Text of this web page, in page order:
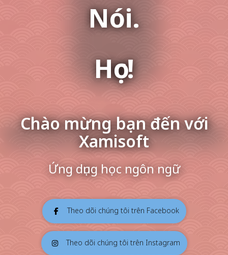
Nói.
Học!
Chào mừng bạn đến với
Xamisoft
Ứng dụng học ngôn ngữ
Theo dõi chúng tôi trên Facebook
Theo dõi chúng tôi trên Instagram